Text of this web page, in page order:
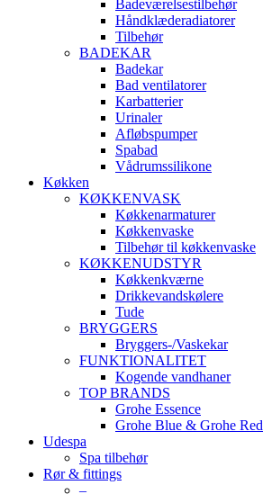
Badeværelsestilbehør
Håndklæderadiatorer
Tilbehør
BADEKAR
Badekar
Bad ventilatorer
Karbatterier
Urinaler
Afløbspumper
Spabad
Vådrumssilikone
Køkken
KØKKENVASK
Køkkenarmaturer
Køkkenvaske
Tilbehør til køkkenvaske
KØKKENUDSTYR
Køkkenkværne
Drikkevandskølere
Tude
BRYGGERS
Bryggers-/Vaskekar
FUNKTIONALITET
Kogende vandhaner
TOP BRANDS
Grohe Essence
Grohe Blue & Grohe Red
Udespa
Spa tilbehør
Rør & fittings
–